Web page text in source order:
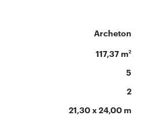
Archeton
117,37 m2
5
2
21,30 x 24,00 m